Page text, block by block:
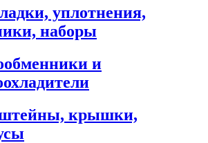
уплотнения,
наборы
и
крышки,